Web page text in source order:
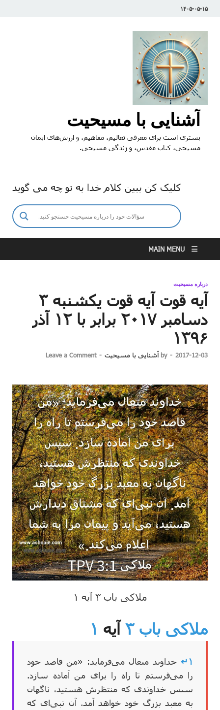
۱۴۰۵-۰۵-۱۵
آشنایی با مسیحیت
بستری است برای معرفی تعالیم، مفاهیم، و ارزش‌های ایمان
مسیحی، کتاب مقدس، و زندگی مسیحی.
کلیک کن ببین کلام خدا به تو چه می گوید
MAIN MENU
درباره مسیحیت
آیه قوت آیه قوت یکشنبه ۳
دسامبر ۲۰۱۷ برابر با ۱۲ آذر
۱۳۹۶
2017-12-03
-
by آشنایی با مسیحیت -
Leave a Comment
ملاکی باب ۳ آیه ۱
ملاکی باب ۳ آیه ۱
۱↵
خداوند متعال می‌فرماید: «من قاصد خود
را می‌فرستم تا راه را برای من آماده سازد.
سپس خداوندی که منتظرش هستید، ناگهان
به معبد بزرگ خود خواهد آمد. آن نبی‌ای که